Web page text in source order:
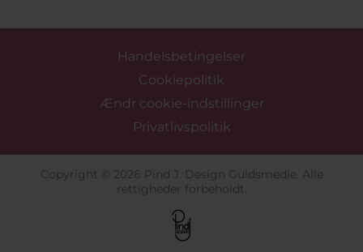
Handelsbetingelser
Cookiepolitik
Ændr cookie-indstillinger
Privatlivspolitik
Copyright © 2026 Pind J. Design Guldsmedie. Alle
rettigheder forbeholdt.